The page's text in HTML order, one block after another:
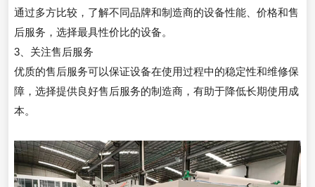
通过多方比较，了解不同品牌和制造商的设备性能、价格和售
后服务，选择最具性价比的设备。
3、关注售后服务
优质的售后服务可以保证设备在使用过程中的稳定性和维修保
障，选择提供良好售后服务的制造商，有助于降低长期使用成
本。